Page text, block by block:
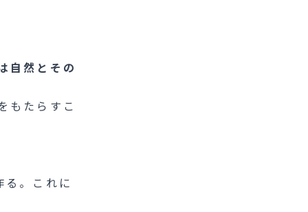
自然とその
もたらすこ
。これに